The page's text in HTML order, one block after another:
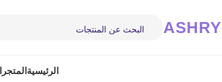
ASHRY
الرئيسية المتجر